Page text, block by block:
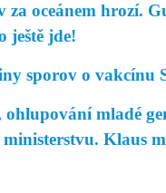
oceánem hrozí.
ještě jde!
sporov o vakcínu
mladé
Klaus